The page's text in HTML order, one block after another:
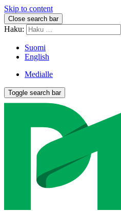
Skip to content
Close search bar
Haku:
Suomi
English
Medialle
Toggle search bar